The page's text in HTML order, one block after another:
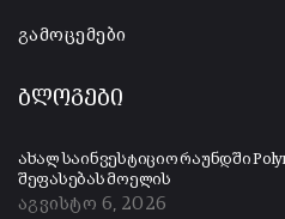
გამოცემები
ბლოგები
ახალ საინვესტიციო რაუნდში
შეფასებას მოელის
აგვისტო 6, 2026